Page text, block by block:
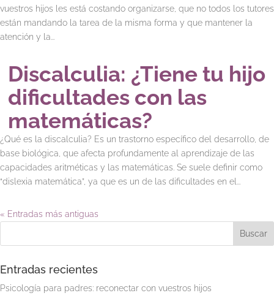
vuestros hijos les está costando organizarse, que no todos los tutores
están mandando la tarea de la misma forma y que mantener la
atención y la...
Discalculia: ¿Tiene tu hijo
dificultades con las
matemáticas?
¿Qué es la discalculia? Es un trastorno específico del desarrollo, de
base biológica, que afecta profundamente al aprendizaje de las
capacidades aritméticas y las matemáticas. Se suele definir como
“dislexia matemática”, ya que es un de las dificultades en el...
« Entradas más antiguas
Entradas recientes
Psicología para padres: reconectar con vuestros hijos